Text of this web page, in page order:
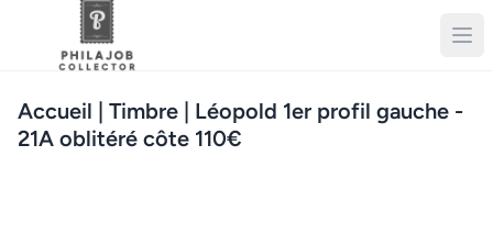
Accueil | Timbre | Léopold 1er profil gauche -
21A oblitéré côte 110€